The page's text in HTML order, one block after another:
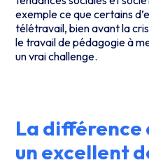
exemple ce que certains
télétravail, bien avant la
le travail de pédagogie à
un vrai challenge.
La différence
un excellent